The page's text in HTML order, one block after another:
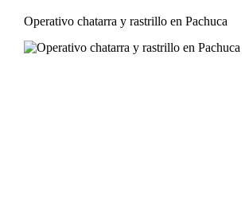
Operativo chatarra y rastrillo en Pachuca